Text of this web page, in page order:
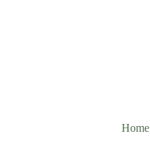
Home